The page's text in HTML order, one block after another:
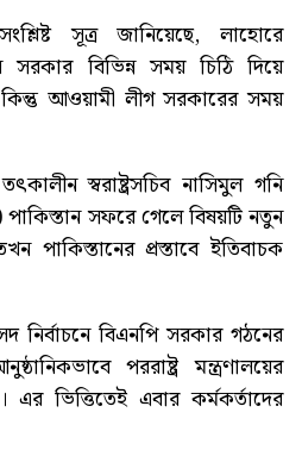
সূত্র জানিয়েছে, লাহোরে
সরকার বিভিন্ন সময় চিঠি দিয়ে
আওয়ামী লীগ সরকারের সময়
স্বরাষ্ট্রসচিব নাসিমুল গনি
পাকিস্তান সফরে গেলে বিষয়টি নতুন
প্রস্তাবে ইতিবাচক
নির্বাচনে বিএনপি সরকার গঠনের
পররাষ্ট্র মন্ত্রণালয়ের
এর ভিত্তিতেই এবার কর্মকর্তাদের